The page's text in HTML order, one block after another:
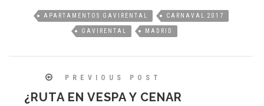
APARTAMENTOS GAVIRENTAL CARNAVAL 2017
GAVIRENTAL MADRID
PREVIOUS POST
¿RUTA EN VESPA Y CENAR